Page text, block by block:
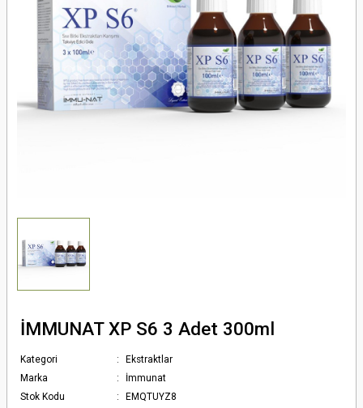
İMMUNAT XP S6 3 Adet 300ml
Kategori
Ekstraktlar
Marka
İmmunat
Stok Kodu
EMQTUYZ8